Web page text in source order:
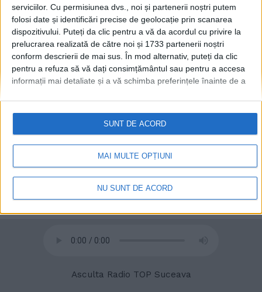
serviciilor. Cu permisiunea dvs., noi și partenerii noștri putem
folosi date și identificări precise de geolocație prin scanarea
dispozitivului. Puteți da clic pentru a vă da acordul cu privire la
prelucrarea realizată de către noi și 1733 partenerii noștri
conform descrierii de mai sus. În mod alternativ, puteți da clic
pentru a refuza să vă dați consimțământul sau pentru a accesa
informații mai detaliate și a vă schimba preferințele înainte de a
retrageți consimțământul în orice moment, revenind la acest site
și făcând clic pe butonul "Confidențialitate" din partea de jos a
paginii web.
MAI MULTE OPȚIUNI
NU SUNT DE ACORD
SUNT DE ACORD
Radio TOP Suceava 104 FM
Asculta Radio TOP Suceava